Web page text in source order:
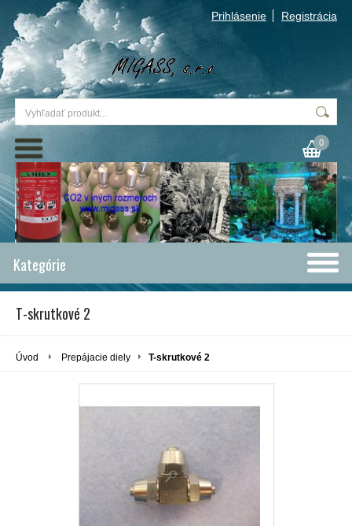
Prihlásenie Registrácia
0
Kategórie
T-skrutkové 2
Úvod Prepájacie diely T-skrutkové 2